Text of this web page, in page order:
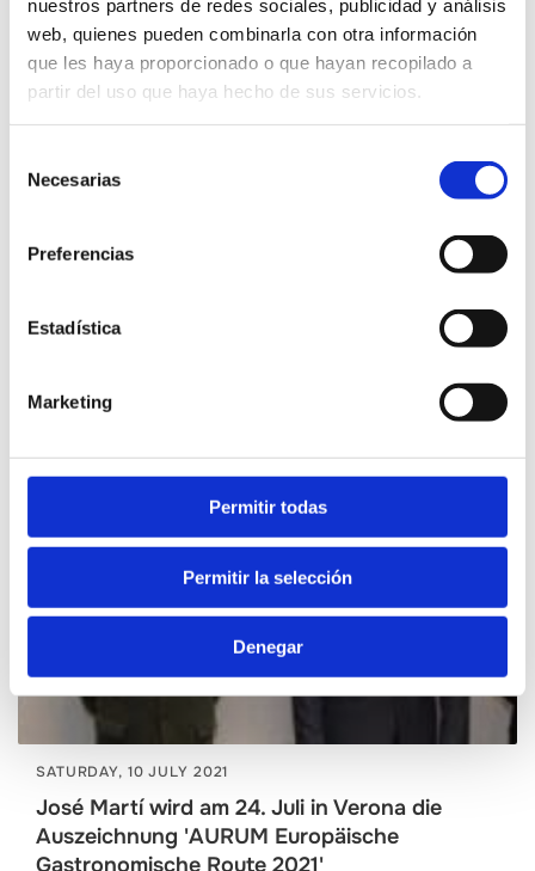
nuestros partners de redes sociales, publicidad y análisis
web, quienes pueden combinarla con otra información
que les haya proporcionado o que hayan recopilado a
partir del uso que haya hecho de sus servicios.
Necesarias
Preferencias
Estadística
Marketing
Permitir todas
Permitir la selección
Denegar
denominacions d’origen, una Indicació Geogràfica Protegida i 6
productes amb distintiu Parc Natural. comerços, fires,
supermercats i grans superfícies de la província i part del
territori espanyol.
Continguts relacionats
SATURDAY, 10 JULY 2021
José Martí wird am 24. Juli in Verona die
Auszeichnung 'AURUM Europäische
Gastronomische Route 2021'